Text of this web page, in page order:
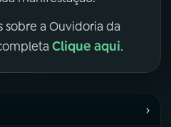
sobre a Ouvidoria da
Clique aqui.
›